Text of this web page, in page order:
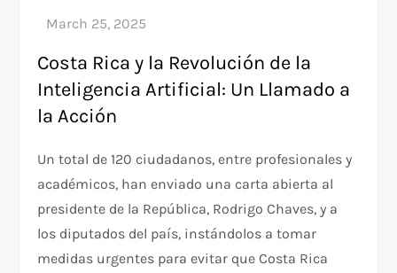
Costa Rica y la Revolución de la
Inteligencia Artificial: Un Llamado a
la Acción
Un total de 120 ciudadanos, entre profesionales y
académicos, han enviado una carta abierta al
presidente de la República, Rodrigo Chaves, y a
los diputados del país, instándolos a tomar
medidas urgentes para evitar que Costa Rica